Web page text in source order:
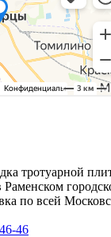
тротуарной
Раменском
по всей
46